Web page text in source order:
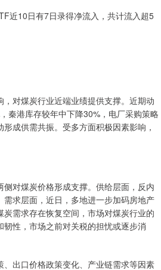
近10日有7日录得净流入，共计流入超5
对煤炭行业近端业绩提供支撑。近期动
秦港库存较年中下降30%，电厂采购策略
成供需共振。受多方面积极因素影响，
对煤炭价格形成支撑。供给层面，反内
求层面，近日，多地进一步加码房地产
需求存在恢复空间，市场对煤炭行业的
性，市场之前对关税的担忧或逐步消
出口价格政策变化、产业链需求等因素